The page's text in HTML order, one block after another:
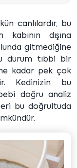
canlılardır, bu
dışına
gitmediğine
durum tıbbi bir
kadar pek çok
Kedinizin bu
doğru analiz
bu doğrultuda